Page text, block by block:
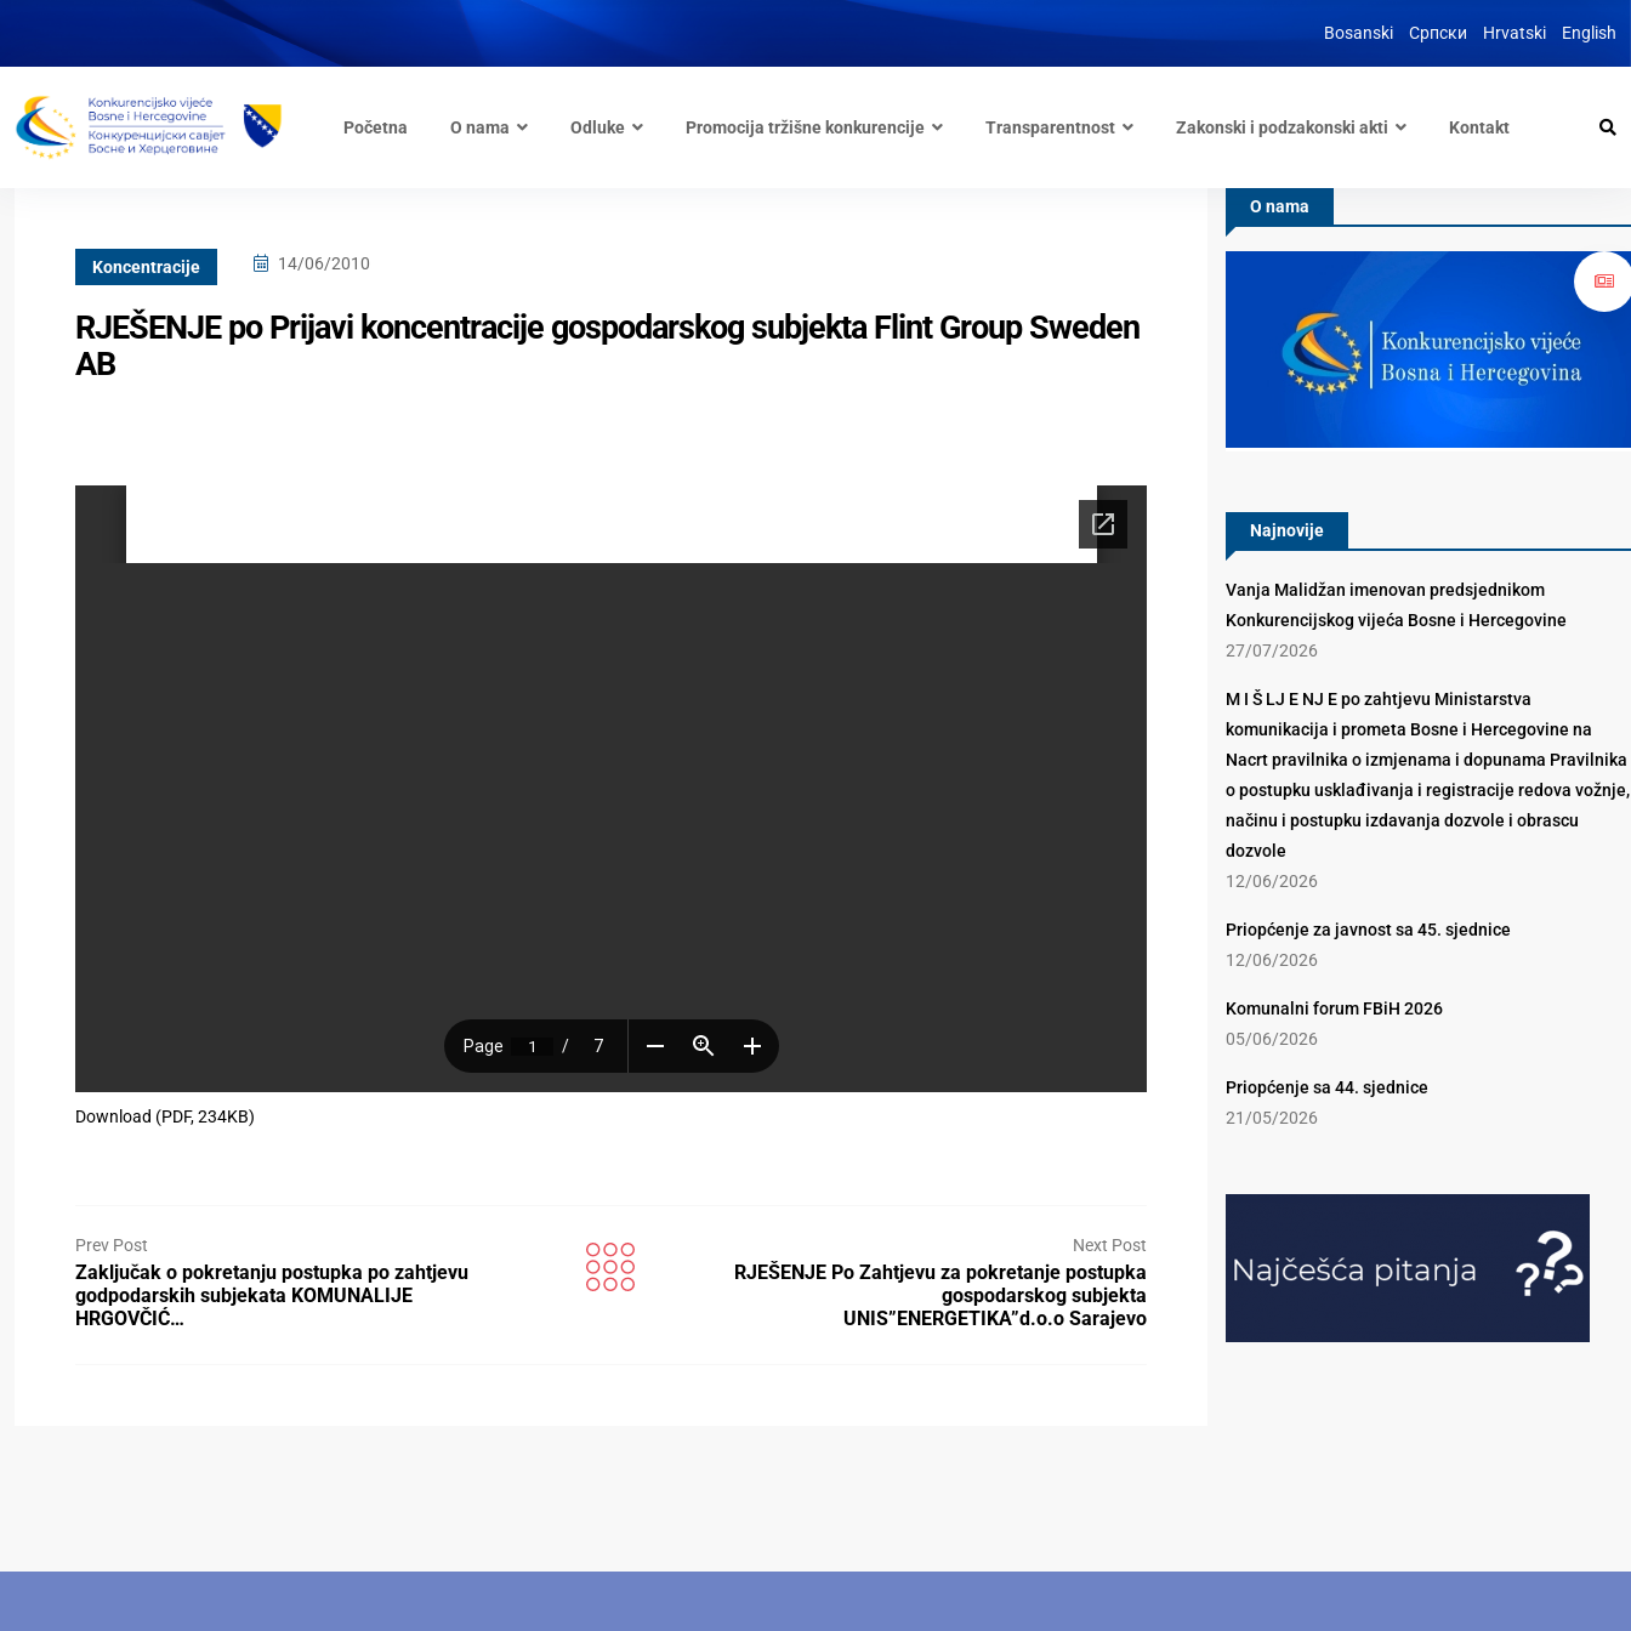
Bosanski Српски Hrvatski English
Početna O nama Odluke Promocija tržišne konkurencije Transparentnost Zakonski i podzakonski akti Kontakt
Koncentracije 14/06/2010
RJEŠENJE po Prijavi koncentracije gospodarskog subjekta Flint Group Sweden
AB
Download (PDF, 234KB)
Prev Post
Zaključak о pоkrеtаnju postupka pо zahtjevu
godpodarskih subjekata KOMUNALIJE
HRGOVČIĆ…
Next Post
RJEŠENJE Po Zahtjevu za pokretanje postupka
gospodarskog subjekta
UNIS”ENERGETIKA”d.o.o Sarajevo
O nama
Najnovije
Vanja Malidžan imenovan predsjednikom
Konkurencijskog vijeća Bosne i Hercegovine
27/07/2026
M I Š LJ E NJ E po zahtjevu Ministarstva
komunikacija i prometa Bosne i Hercegovine na
Nacrt pravilnika o izmjenama i dopunama Pravilnika
o postupku usklađivanja i registracije redova vožnje,
načinu i postupku izdavanja dozvole i obrascu
dozvole
12/06/2026
Priopćenje za javnost sa 45. sjednice
12/06/2026
Komunalni forum FBiH 2026
05/06/2026
Priopćenje sa 44. sjednice
21/05/2026